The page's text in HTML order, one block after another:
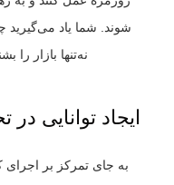
شوند. شما یاد می‌گیرید
نه‌تنها بازار را
ایجاد توانایی
به جای تمرکز بر اجرای